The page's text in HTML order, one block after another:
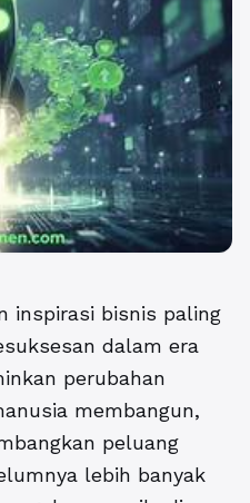
inspirasi bisnis paling
dalam era
perubahan
membangun,
peluang
lebih banyak